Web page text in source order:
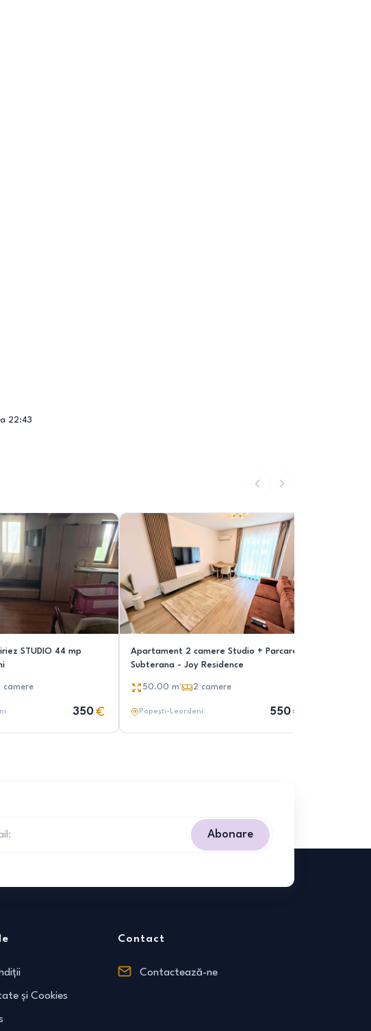
22:43
STUDIO 44 mp
camere
350
Apartament 2 camere Studio + Parcare
Subterana - Joy Residence
50.00 m² 2 camere
Popești-Leordeni 550
Abonare
și Cookies
Contact
Contactează-ne